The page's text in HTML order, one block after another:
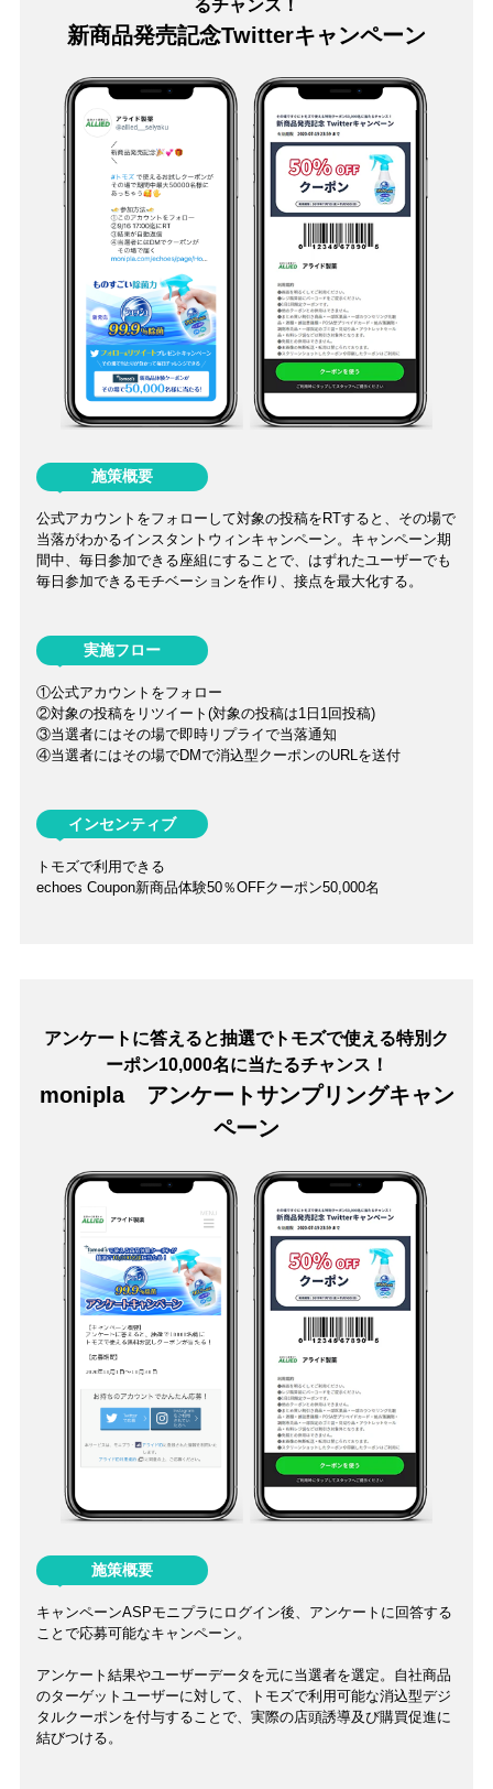
るチャンス！
新商品発売記念Twitterキャンペーン
施策概要
公式アカウントをフォローして対象の投稿をRTすると、その場で
当落がわかるインスタントウィンキャンペーン。キャンペーン期
間中、毎日参加できる座組にすることで、はずれたユーザーでも
毎日参加できるモチベーションを作り、接点を最大化する。
実施フロー
①公式アカウントをフォロー
②対象の投稿をリツイート(対象の投稿は1日1回投稿)
③当選者にはその場で即時リプライで当落通知
④当選者にはその場でDMで消込型クーポンのURLを送付
インセンティブ
トモズで利用できる
echoes Coupon新商品体験50％OFFクーポン50,000名
アンケートに答えると抽選でトモズで使える特別ク
ーポン10,000名に当たるチャンス！
monipla アンケートサンプリングキャン
ペーン
施策概要
キャンペーンASPモニプラにログイン後、アンケートに回答する
ことで応募可能なキャンペーン。
アンケート結果やユーザーデータを元に当選者を選定。自社商品
のターゲットユーザーに対して、トモズで利用可能な消込型デジ
タルクーポンを付与することで、実際の店頭誘導及び購買促進に
結びつける。